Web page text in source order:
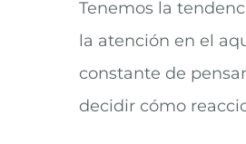
Tenemos la
la atención en el
constante de
decidir cómo